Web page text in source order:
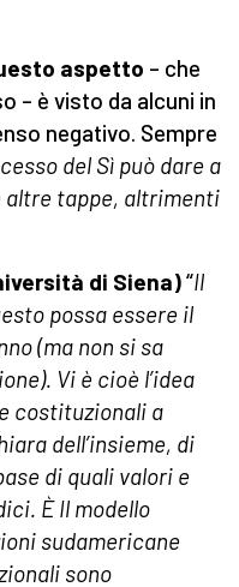
aspetto – che
– è visto da alcuni in
negativo. Sempre
del Sì può dare a
tappe, altrimenti
di Siena)“Il
possa essere il
(ma non si sa
Vi è cioè l’idea
costituzionali a
dell’insieme, di
di quali valori e
È Il modello
sudamericane
sono